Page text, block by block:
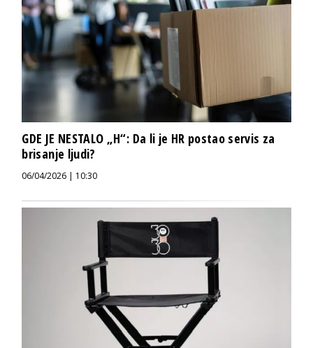
GDE JE NESTALO „H“: Da li je HR postao servis za
brisanje ljudi?
06/04/2026 | 10:30